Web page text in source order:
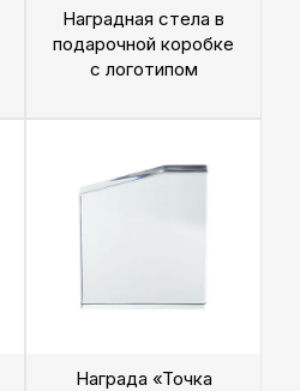
Наградная стела в
подарочной коробке
с логотипом
Награда «Точка